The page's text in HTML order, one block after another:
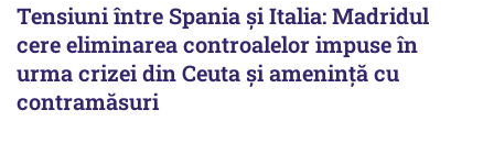
Tensiuni între Spania și Italia: Madridul
cere eliminarea controalelor impuse în
urma crizei din Ceuta și amenință cu
contramăsuri